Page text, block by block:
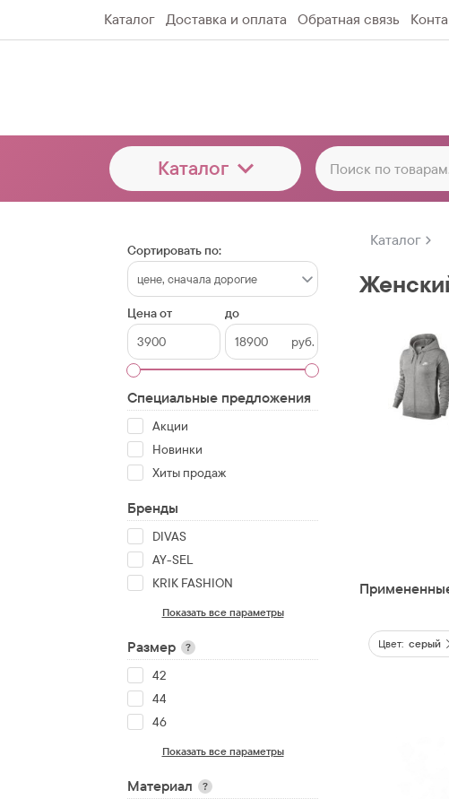
Каталог Доставка и оплата Обратная связь
Каталог
Сортировать по:
Цена от
до
руб.
Специальные предложения
Акции
Новинки
Хиты продаж
Бренды
DIVAS
AY-SEL
KRIK FASHION
Показать все параметры
Размер ?
42
44
46
Показать все параметры
Материал ?
Каталог
Цвет: серый